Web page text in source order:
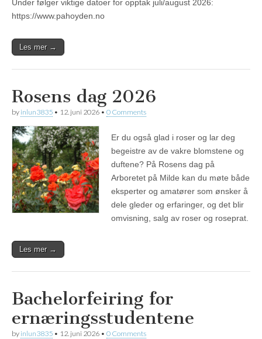
Under følger viktige datoer for opptak juli/august 2026:
https://www.pahoyden.no
Les mer →
Rosens dag 2026
by inlun3835 • 12. juni 2026 • 0 Comments
Er du også glad i roser og lar deg
begeistre av de vakre blomstene og
duftene? På Rosens dag på
Arboretet på Milde kan du møte både
eksperter og amatører som ønsker å
dele gleder og erfaringer, og det blir
omvisning, salg av roser og roseprat.
Les mer →
Bachelorfeiring for
ernæringsstudentene
by inlun3835 • 12. juni 2026 • 0 Comments